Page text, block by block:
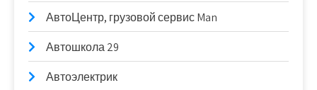
АвтоЦентр, грузовой сервис Man
Автошкола 29
Автоэлектрик